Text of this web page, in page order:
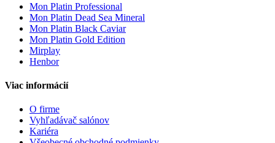
Mon Platin Professional
Mon Platin Dead Sea Mineral
Mon Platin Black Caviar
Mon Platin Gold Edition
Mirplay
Henbor
Viac informácií
O firme
Vyhľadávač salónov
Kariéra